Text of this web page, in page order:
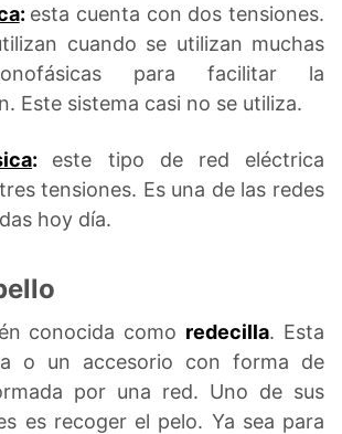
: esta cuenta con dos tensiones.
cuando se utilizan muchas
para facilitar la
Este sistema casi no se utiliza.
: este tipo de red eléctrica
tensiones. Es una de las redes
hoy día.
conocida como redecilla. Esta
o un accesorio con forma de
por una red. Uno de sus
es recoger el pelo. Ya sea para